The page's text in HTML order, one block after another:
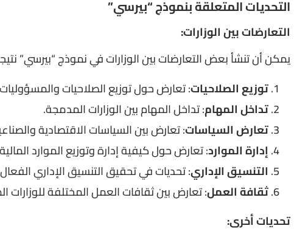
التحديات المتعلقة بنموذج “بيرسي”
التعارضات بين الوزارات:
يمكن أن تنشأ بعض التعارضات بين الوزارات في نموذج “بيرسي” نتيجة
توزيع الصلاحيات: تعارض حول توزيع الصلاحيات والمسؤوليات
تداخل المهام: تداخل المهام بين الوزارات المدمجة.
تعارض السياسات: تعارض بين السياسات الاقتصادية
إدارة الموارد: تعارض حول كيفية إدارة وتوزيع الموارد
التنسيق الإداري: تحديات في تحقيق التنسيق الإداري
ثقافة العمل: تعارض بين ثقافات العمل المختلفة للوزارات
تحديات أخرى: